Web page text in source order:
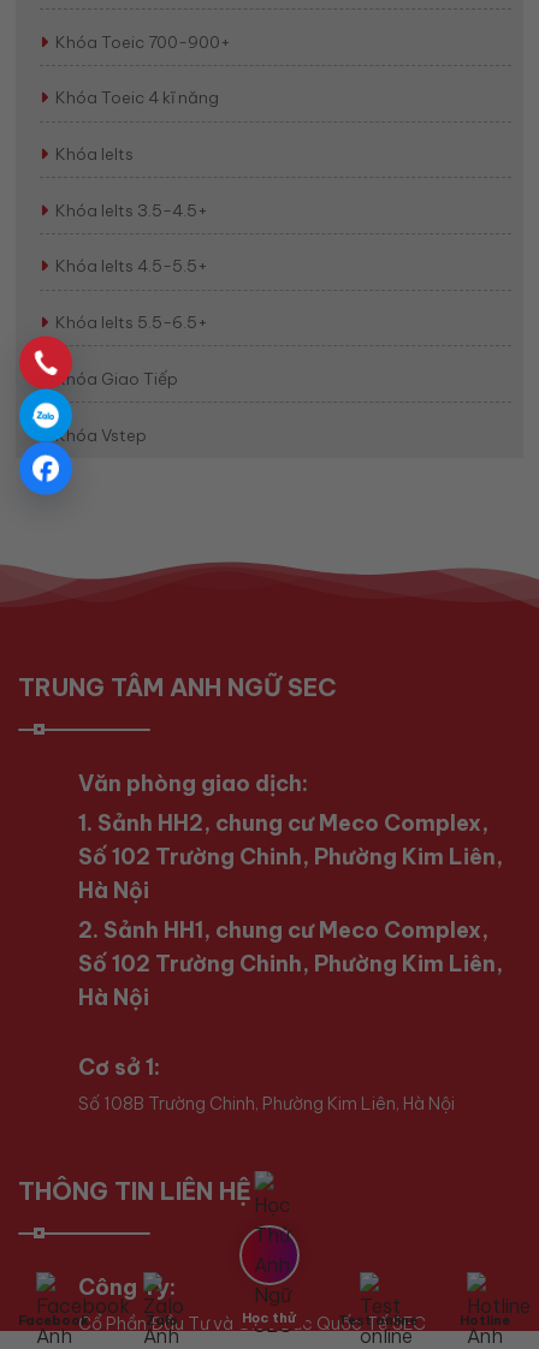
Khóa Toeic 700-900+
Khóa Toeic 4 kĩ năng
Khóa Ielts
Khóa Ielts 3.5-4.5+
Khóa Ielts 4.5-5.5+
Khóa Ielts 5.5-6.5+
Khóa Giao Tiếp
Khóa Vstep
TRUNG TÂM ANH NGỮ SEC
Văn phòng giao dịch:
1. Sảnh HH2, chung cư Meco Complex,
Số 102 Trường Chinh, Phường Kim Liên,
Hà Nội
2. Sảnh HH1, chung cư Meco Complex,
Số 102 Trường Chinh, Phường Kim Liên,
Hà Nội
Cơ sở 1:
Số 108B Trường Chinh, Phường Kim Liên, Hà Nội
THÔNG TIN LIÊN HỆ
Công Ty:
Cổ Phần Đầu Tư và Giáo Dục Quốc Tế SEC
Facebook Zalo Học thử Test online Hotline